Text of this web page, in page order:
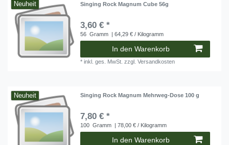
Neuheit Singing Rock Magnum Cube 56g
3,60 € *
56 Gramm | 64,29 € / Kilogramm
In den Warenkorb
*inkl. ges. MwSt. zzgl.Versandkosten
Neuheit Singing Rock Magnum Mehrweg-Dose 100 g
7,80 € *
100 Gramm | 78,00 € / Kilogramm
In den Warenkorb